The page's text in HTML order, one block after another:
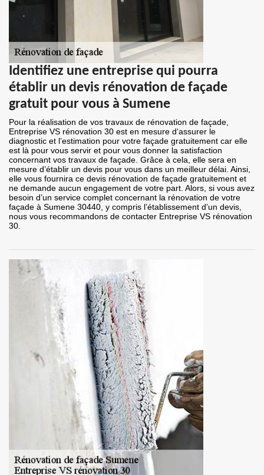
Identifiez une entreprise qui pourra
établir un devis rénovation de façade
gratuit pour vous à Sumene
Pour la réalisation de vos travaux de rénovation de façade,
Entreprise VS rénovation 30 est en mesure d‘assurer le
diagnostic et l’estimation pour votre façade gratuitement car elle
est là pour vous servir et pour vous donner la satisfaction
concernant vos travaux de façade. Grâce à cela, elle sera en
mesure d’établir un devis pour vous dans un meilleur délai. Ainsi,
elle vous fournira ce devis rénovation de façade gratuitement et
ne demande aucun engagement de votre part. Alors, si vous avez
besoin d’un service complet concernant la rénovation de votre
façade à Sumene 30440, y compris l’établissement d’un devis,
nous vous recommandons de contacter Entreprise VS rénovation
30.